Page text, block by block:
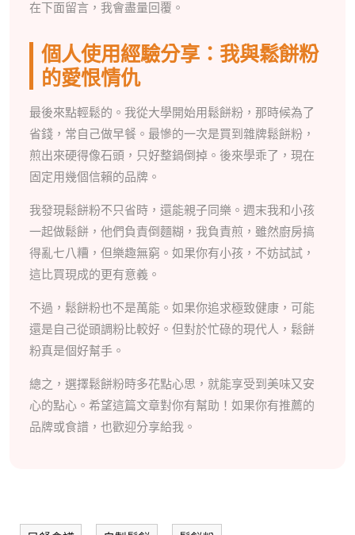
在下面留言，我會盡量回覆。
個人使用經驗分享：我與鬆餅粉
的愛恨情仇
最後來點輕鬆的。我從大學開始用鬆餅粉，那時候為了
省錢，常自己做早餐。最慘的一次是買到雜牌鬆餅粉，
煎出來硬得像石頭，只好整鍋倒掉。後來學乖了，現在
固定用幾個信賴的品牌。
我發現鬆餅粉不只省時，還能親子同樂。週末我和小孩
一起做鬆餅，他們負責倒麵糊，我負責煎，雖然廚房搞
得亂七八糟，但樂趣無窮。如果你有小孩，不妨試試，
這比買現成的更有意義。
不過，鬆餅粉也不是萬能。如果你追求極致健康，可能
還是自己從頭調粉比較好。但對於忙碌的現代人，鬆餅
粉真是個好幫手。
總之，選擇鬆餅粉時多花點心思，就能享受到美味又安
心的點心。希望這篇文章對你有幫助！如果你有推薦的
品牌或食譜，也歡迎分享給我。